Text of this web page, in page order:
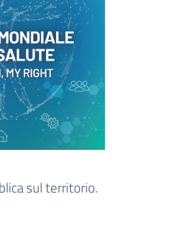
sul territorio.